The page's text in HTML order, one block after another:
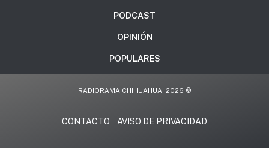
PODCAST
OPINIÓN
POPULARES
RADIORAMA CHIHUAHUA, 2026 ©
CONTACTO AVISO DE PRIVACIDAD